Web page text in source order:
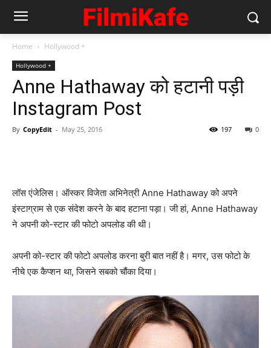
Home Hollywood +
Hollywood +
Anne Hathaway को हटानी पड़ी
Instagram Post
By CopyEdit - May 25, 2016 0
197
लॉस एंजेलिस। ऑस्‍कर विजेता अभिनेत्री Anne Hathaway को अपने
इंस्‍टाग्राम से एक संदेश करने के बाद हटाना पड़ा। जी हां, Anne Hathaway
ने अपनी को-स्‍टार की फोटो अपलोड की थी।
अपनी को-स्‍टार की फोटो अपलोड करना बुरी बात नहीं है। मगर, उस फोटो के
नीचे एक कैप्‍शन था, जिसने सबको चौंका दिया।